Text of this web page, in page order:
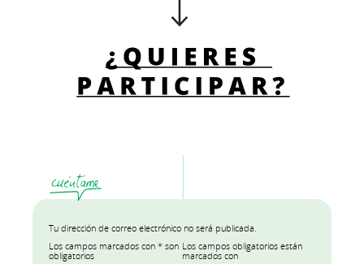
Tu dirección de correo electrónico no será publicada.
Los campos obligatorios están
marcados con